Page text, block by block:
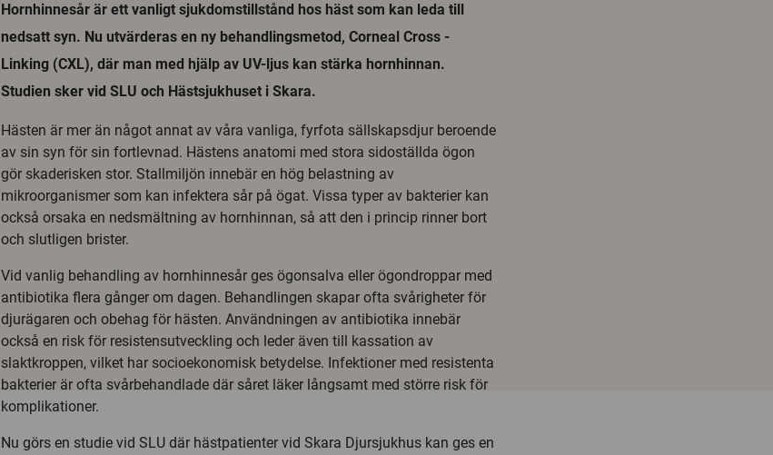
Hornhinnesår är ett vanligt sjukdomstillstånd hos häst som kan leda till
nedsatt syn. Nu utvärderas en ny behandlingsmetod, Corneal Cross -
Linking (CXL), där man med hjälp av UV-ljus kan stärka hornhinnan.
Studien sker vid SLU och Hästsjukhuset i Skara.
Hästen är mer än något annat av våra vanliga, fyrfota sällskapsdjur beroende
av sin syn för sin fortlevnad. Hästens anatomi med stora sidoställda ögon
gör skaderisken stor. Stallmiljön innebär en hög belastning av
mikroorganismer som kan infektera sår på ögat. Vissa typer av bakterier kan
också orsaka en nedsmältning av hornhinnan, så att den i princip rinner bort
och slutligen brister.
Vid vanlig behandling av hornhinnesår ges ögonsalva eller ögondroppar med
antibiotika flera gånger om dagen. Behandlingen skapar ofta svårigheter för
djurägaren och obehag för hästen. Användningen av antibiotika innebär
också en risk för resistensutveckling och leder även till kassation av
slaktkroppen, vilket har socioekonomisk betydelse. Infektioner med resistenta
bakterier är ofta svårbehandlade där såret läker långsamt med större risk för
komplikationer.
Nu görs en studie vid SLU där hästpatienter vid Skara Djursjukhus kan ges en